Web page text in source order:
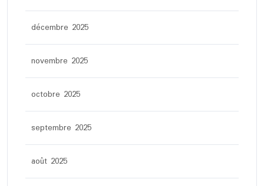
décembre 2025
novembre 2025
octobre 2025
septembre 2025
août 2025